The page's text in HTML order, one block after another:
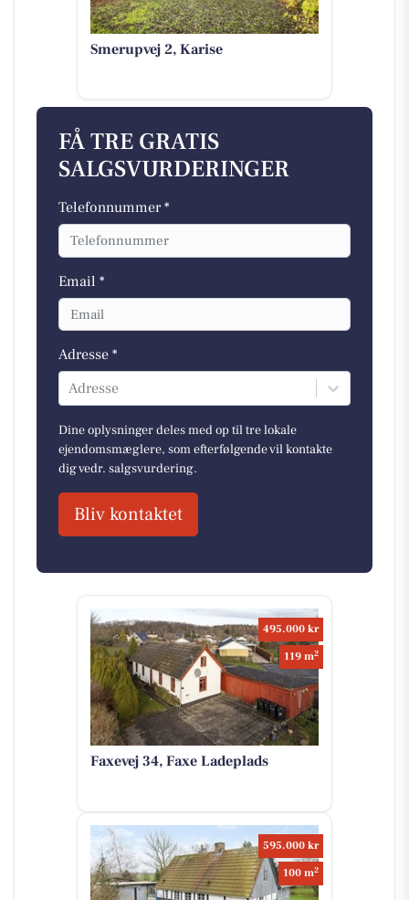
Smerupvej 2, Karise
FÅ TRE GRATIS
SALGSVURDERINGER
Telefonnummer *
Email *
Adresse *
Adresse
Dine oplysninger deles med op til tre lokale
ejendomsmæglere, som efterfølgende vil kontakte
dig vedr. salgsvurdering.
Bliv kontaktet
495.000 kr
119 m2
Faxevej 34, Faxe Ladeplads
595.000 kr
100 m2